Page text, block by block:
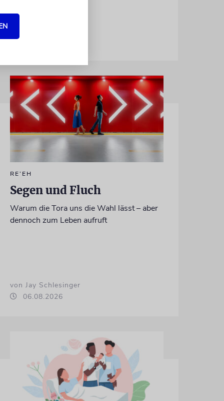
RE’EH
Segen und Fluch
Warum die Tora uns die Wahl lässt – aber
dennoch zum Leben aufruft
von Jay Schlesinger
06.08.2026